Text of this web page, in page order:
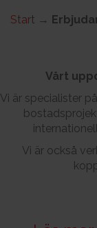
Start →
Vårt
Vi är specialister
Vi är också